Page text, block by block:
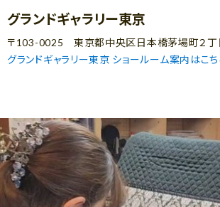
グランドギャラリー東京
〒103-0025 東京都中央区日本橋茅場町２丁
グランドギャラリー東京 ショールーム案内はこち